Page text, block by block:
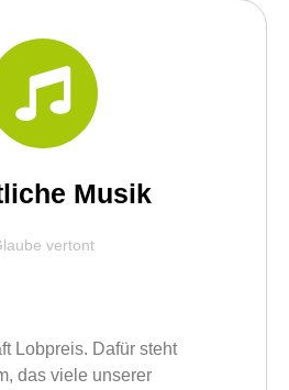
Musik
vertont
Lobpreis. Dafür steht
das viele unserer